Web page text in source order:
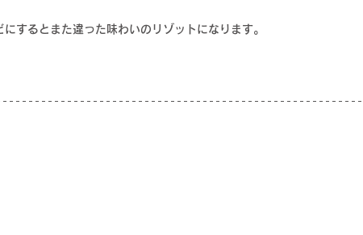
するとまた違った味わいのリゾットになります。